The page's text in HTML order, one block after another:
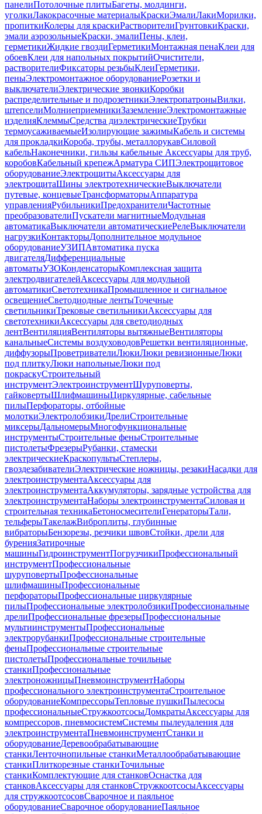
панелиПотолочные плитыБагеты, молдинги,
уголкиЛакокрасочные материалыКраскиЭмалиЛакиМорилки,
пропиткиКолеры для краскиРастворителиГрунтовкиКраски,
эмали аэрозольныеКраски, эмалиПены, клеи,
герметикиЖидкие гвоздиГерметикиМонтажная пенаКлеи для
обоевКлеи для напольных покрытийОчистители,
растворителиФиксаторы резьбыКлеиГерметики,
пеныЭлектромонтажное оборудованиеРозетки и
выключателиЭлектрические звонкиКоробки
распределительные и подрозетникиЭлектропатроныВилки,
штепселиМолниеприемникиЗаземлениеЭлектромонтажные
изделияКлеммыСредства диэлектрическиеТрубки
термоусаживаемыеИзолирующие зажимыКабель и системы
для прокладкиКороба, трубы, металлорукавСиловой
кабельНаконечники, гильзы кабельные Аксессуары для труб,
коробовКабельный крепежАрматура СИПЭлектрощитовое
оборудованиеЭлектрощитыАксессуары для
электрощитаШины электротехническиеВыключатели
путевые, концевыеТрансформаторыАппаратура
управленияРубильникиПредохранителиЧастотные
преобразователиПускатели магнитныеМодульная
автоматикаВыключатели автоматическиеРелеВыключатели
нагрузкиКонтакторыДополнительное модульное
оборудованиеУЗИПАвтоматика пуска
двигателяДифференциальные
автоматыУЗОКонденсаторыКомплексная защита
электродвигателейАксессуары для модульной
автоматикиСветотехникаПромышленное и сигнальное
освещениеСветодиодные лентыТочечные
светильникиТрековые светильникиАксессуары для
светотехникиАксессуары для светодиодных
лентВентиляцияВентиляторы вытяжныеВентиляторы
канальныеСистемы воздуховодовРешетки вентиляционные,
диффузорыПроветривателиЛюкиЛюки ревизионныеЛюки
под плиткуЛюки напольныеЛюки под
покраскуСтроительный
инструментЭлектроинструментШуруповерты,
гайковертыШлифмашиныЦиркулярные, сабельные
пилыПерфораторы, отбойные
молоткиЭлектролобзикиДрелиСтроительные
миксерыДальномерыМногофункциональные
инструментыСтроительные феныСтроительные
пистолетыФрезерыРубанки, стамески
электрическиеКраскопультыСтеплеры,
гвоздезабивателиЭлектрические ножницы, резакиНасадки для
электроинструментаАксессуары для
электроинструментаАккумуляторы, зарядные устройства для
электроинструментаНаборы электроинструментаСиловая и
строительная техникаБетоносмесителиГенераторыТали,
тельферыТакелажВиброплиты, глубинные
вибраторыБензорезы, резчики швовСтойки, дрели для
буренияЗатирочные
машиныГидроинструментПогрузчикиПрофессиональный
инструментПрофессиональные
шуруповертыПрофессиональные
шлифмашиныПрофессиональные
перфораторыПрофессиональные циркулярные
пилыПрофессиональные электролобзикиПрофессиональные
дрелиПрофессиональные фрезерыПрофессиональные
мультиинструментыПрофессиональные
электрорубанкиПрофессиональные строительные
феныПрофессиональные строительные
пистолетыПрофессиональные точильные
станкиПрофессиональные
электроножницыПневмоинструментНаборы
профессионального электроинструментаСтроительное
оборудованиеКомпрессорыТепловые пушкиПылесосы
профессиональныеСтружкоотсосыДомкратыАксессуары для
компрессоров, пневмосистемСистемы пылеудаления для
электроинструментаПневмоинструментСтанки и
оборудованиеДеревообрабатывающие
станкиЛенточнопильные станкиМеталлообрабатывающие
станкиПлиткорезные станкиТочильные
станкиКомплектующие для станковОснастка для
станковАксессуары для станковСтружкоотсосыАксессуары
для стружкоотсосовСварочное и паяльное
оборудованиеСварочное оборудованиеПаяльное